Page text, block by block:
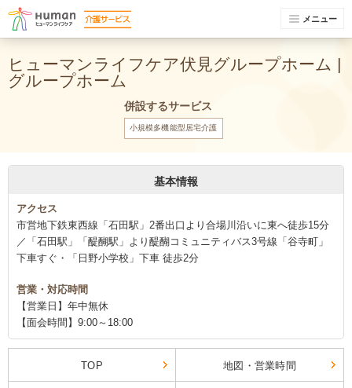
メニュー
ヒューマンライフケア伏見グループホーム |
グループホーム
併設するサービス
小規模多機能型居宅介護
基本情報
アクセス
市営地下鉄東西線「石田駅」2番出口より合場川沿いに東へ徒歩15分
／「石田駅」「醍醐駅」より醍醐コミュニティバス3号線「谷寺町」
下車すぐ・「日野小学校」下車 徒歩2分
営業・対応時間
【営業日】年中無休
【面会時間】9:00～18:00
TOP 地図・営業時間